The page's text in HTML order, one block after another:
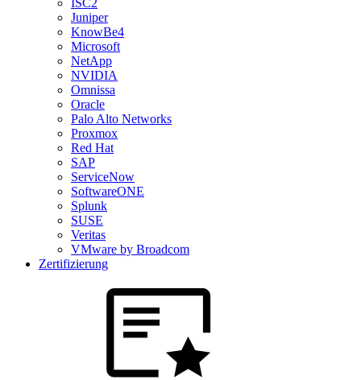
ISC2
Juniper
KnowBe4
Microsoft
NetApp
NVIDIA
Omnissa
Oracle
Palo Alto Networks
Proxmox
Red Hat
SAP
ServiceNow
SoftwareONE
Splunk
SUSE
Veritas
VMware by Broadcom
Zertifizierung